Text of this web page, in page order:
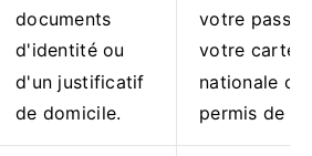
documents
d'identité ou
d'un justificatif
de domicile.
votre
votre carte
nationale
permis de